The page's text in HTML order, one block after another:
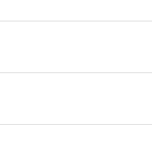
, el centro